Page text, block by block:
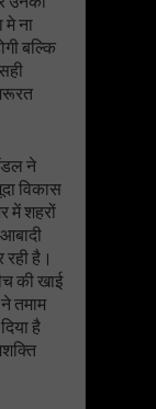
मे ना
बल्कि
ने
विकास
में शहरों
है।
की खाई
तमाम
है